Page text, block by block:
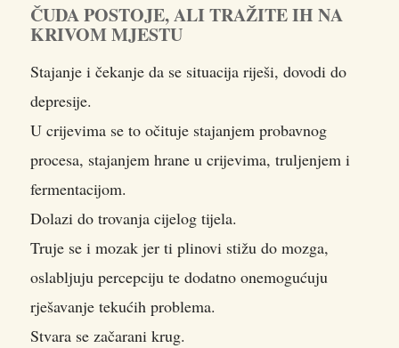
ČUDA POSTOJE, ALI TRAŽITE IH NA
KRIVOM MJESTU
Stajanje i čekanje da se situacija riješi, dovodi do
depresije.
U crijevima se to očituje stajanjem probavnog
procesa, stajanjem hrane u crijevima, truljenjem i
fermentacijom.
Dolazi do trovanja cijelog tijela.
Truje se i mozak jer ti plinovi stižu do mozga,
oslabljuju percepciju te dodatno onemogućuju
rješavanje tekućih problema.
Stvara se začarani krug.